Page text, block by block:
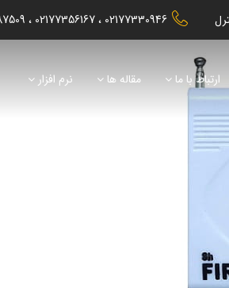
02177330946
02177356167
ارتباط با ما مقاله ها نرم افزار